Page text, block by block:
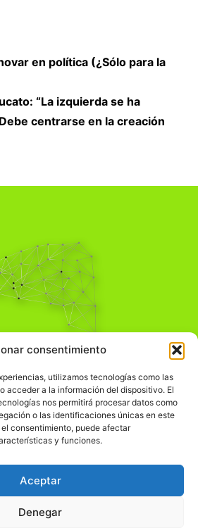
consentimiento
utilizamos tecnologías como las
acceder a la información del dispositivo. El
nos permitirá procesar datos como
o las identificaciones únicas en este
consentimiento, puede afectar
y funciones.
Aceptar
Denegar
en política (¿Sólo para la
“La izquierda se ha
centrarse en la creación
Crítico
el mundo para transformarlo.
Legal
de privacidad
de cookies